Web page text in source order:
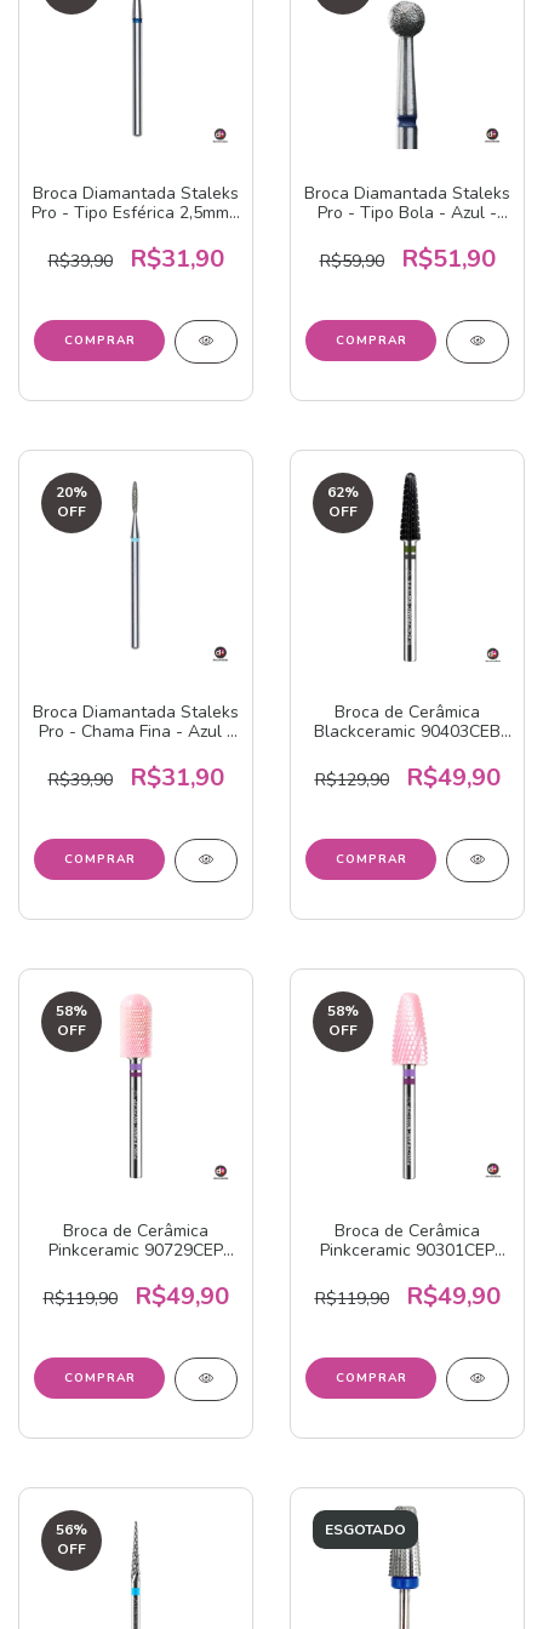
Broca Diamantada Staleks
Pro - Tipo Esférica 2,5mm -
R$39,90
R$31,90
Broca Diamantada Staleks
Pro - Tipo Bola - Azul -
R$59,90
R$51,90
20%
OFF
Broca Diamantada Staleks
Pro - Chama Fina - Azul -
R$39,90
R$31,90
62%
OFF
Broca de Cerâmica
Blackceramic 90403CEB
R$129,90
R$49,90
58%
OFF
Broca de Cerâmica
Pinkceramic 90729CEP
R$119,90
R$49,90
58%
OFF
Broca de Cerâmica
Pinkceramic 90301CEP
R$119,90
R$49,90
56%
OFF
ESGOTADO